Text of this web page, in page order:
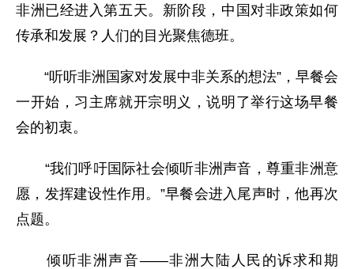
非洲已经进入第五天。新阶段，中国对非政策如何
传承和发展？人们的目光聚焦德班。
“听听非洲国家对发展中非关系的想法”，早餐会
一开始，习主席就开宗明义，说明了举行这场早餐
会的初衷。
“我们呼吁国际社会倾听非洲声音，尊重非洲意
愿，发挥建设性作用。”早餐会进入尾声时，他再次
点题。
倾听非洲声音——非洲大陆人民的诉求和期